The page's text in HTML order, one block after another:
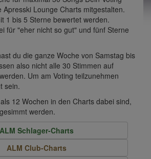
Lounge Charts mitgestalten.
1 bis 5 Sterne bewertet werden.
für "eher nicht so gut" und fünf Sterne
du die ganze Woche von Samstag bis
also nicht alle 30 Stimmen auf
Um am Voting teilzunehmen
sein.
12 Wochen in den Charts dabei sind,
werden.
ALM Schlager-Charts
ALM Club-Charts